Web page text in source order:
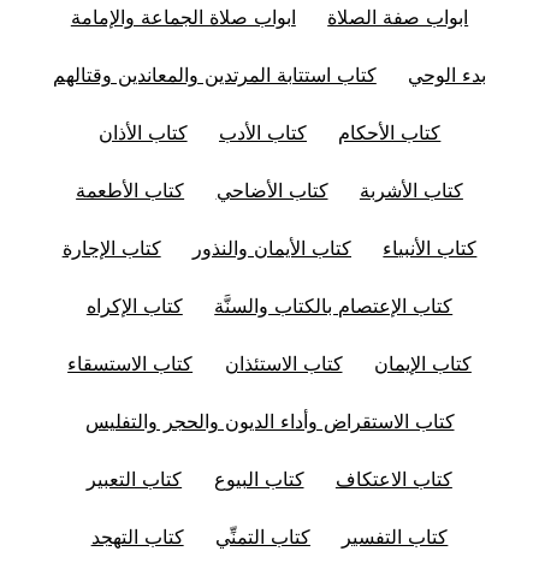
ابواب صفة الصلاة ابواب صلاة الجماعة والإمامة
بدء الوحي كتاب استتابة المرتدين والمعاندين وقتالهم
كتاب الأحكام كتاب الأدب كتاب الأذان
كتاب الأشربة كتاب الأضاحي كتاب الأطعمة
كتاب الأنبياء كتاب الأيمان والنذور كتاب الإجارة
كتاب الإعتصام بالكتاب والسنَّة كتاب الإكراه
كتاب الإيمان كتاب الاستئذان كتاب الاستسقاء
كتاب الاستقراض وأداء الديون والحجر والتفليس
كتاب الاعتكاف كتاب البيوع كتاب التعبير
كتاب التفسير كتاب التمنِّي كتاب التهجد